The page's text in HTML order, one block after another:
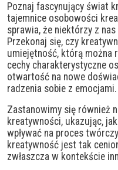
Poznaj fascynujący świat
tajemnice osobowości
sprawia, że niektórzy z
Przekonaj się, czy
umiejętność, którą można
cechy charakterystyczne
otwartość na nowe
radzenia sobie z emocjami.
Zastanowimy się również
kreatywności, ukazując,
wpływać na proces
kreatywność jest tak
zwłaszcza w kontekście